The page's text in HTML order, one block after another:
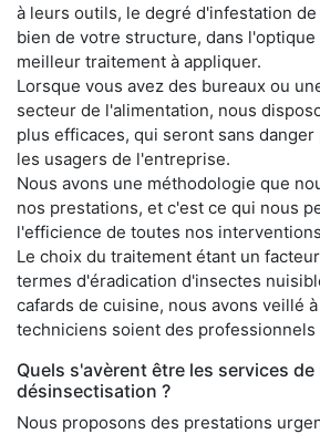
à leurs outils, le degré d'infestation
bien de votre structure, dans
meilleur traitement à appliquer.
Lorsque vous avez des bureaux ou
secteur de l'alimentation, nous
plus efficaces, qui seront sans
les usagers de l'entreprise.
Nous avons une méthodologie que
nos prestations, et c'est ce qui nous
l'efficience de toutes nos
Le choix du traitement étant un
termes d'éradication d'insectes
cafards de cuisine, nous avons veillé
techniciens soient des professionnels
Quels s'avèrent être les services
désinsectisation ?
Nous proposons des prestations